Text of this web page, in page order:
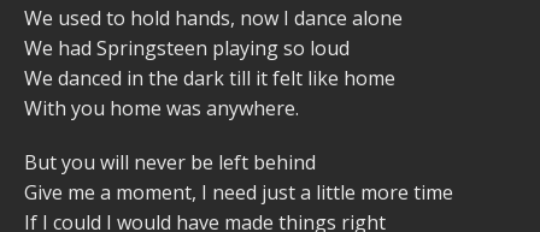
We used to hold hands, now I dance alone
We had Springsteen playing so loud
We danced in the dark till it felt like home
With you home was anywhere.
But you will never be left behind
Give me a moment, I need just a little more time
If I could I would have made things right